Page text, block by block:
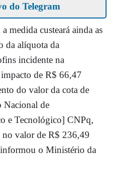
do Telegram
medida custeará ainda as
da alíquota da
incidente na
de R$ 66,47
do valor da cota de
Nacional de
e Tecnológico] CNPq,
no valor de R$ 236,49
o Ministério da